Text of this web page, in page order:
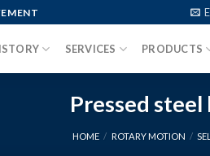
SERVICES PRODUCTS
Pressed
HOME / ROTARY MOTION /